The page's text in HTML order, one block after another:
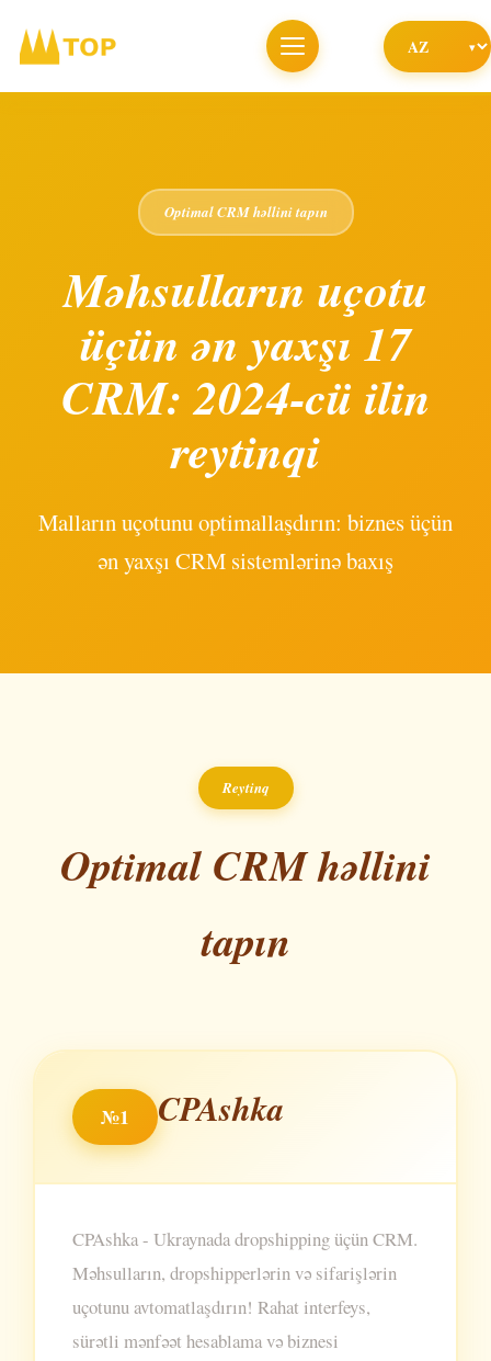
Optimal CRM həllini tapın
Məhsulların uçotu
üçün ən yaxşı 17
CRM: 2024-cü ilin
reytinqi
Malların uçotunu optimallaşdırın: biznes üçün
ən yaxşı CRM sistemlərinə baxış
Reytinq
Optimal CRM həllini
tapın
№1 CPAshka
CPAshka - Ukraynada dropshipping üçün CRM.
Məhsulların, dropshipperlərin və sifarişlərin
uçotunu avtomatlaşdırın! Rahat interfeys,
sürətli mənfəət hesablama və biznesi